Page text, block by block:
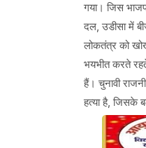
गया। जिस
दल, उडीसा में
लोकतंत्र को
भयभीत करते
हैं। चुनावी
हत्या है, जिसके